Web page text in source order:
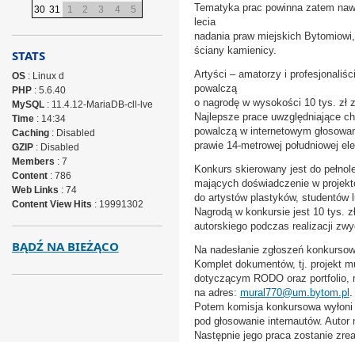
Tematyka prac powinna zatem
lecia
nadania praw miejskich
ściany kamienicy.
Artyści – amatorzy i
powalczą
o nagrodę w wysokości 10 tys. zł
Najlepsze prace uwzględniające
powalczą w internetowym
prawie 14-metrowej południowej
Konkurs skierowany jest do
mających doświadczenie w
do artystów plastyków, studentów
Nagrodą w konkursie jest 10 tys.
autorskiego podczas realizacji
Na nadesłanie zgłoszeń
Komplet dokumentów, tj. projekt
dotyczącym RODO oraz portfolio,
na adres: mural770@um.bytom.pl .
Potem komisja konkursowa
pod głosowanie internautów.
Następnie jego praca zostanie
30 31 1 2 3 4 5
STATS
OS: Linux d
PHP: 5.6.40
MySQL: 11.4.12-MariaDB-cll-lve
Time: 14:34
Caching: Disabled
GZIP: Disabled
Members : 7
Content: 786
Web Links : 74
Content View Hits : 19991302
BĄDŹ NA BIEŻĄCO